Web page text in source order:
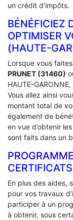
un crédit d’impôts.
BÉNÉFICIEZ
OPTIMISER
(HAUTE-
Lorsque vous faites
PRUNET (31460)
HAUTE-
Vous allez ainsi
montant total de
également de
en vue d’obtenir
sont faits dans un
En plus des aides,
pour vos travaux
participer à un
à obtenir, sous